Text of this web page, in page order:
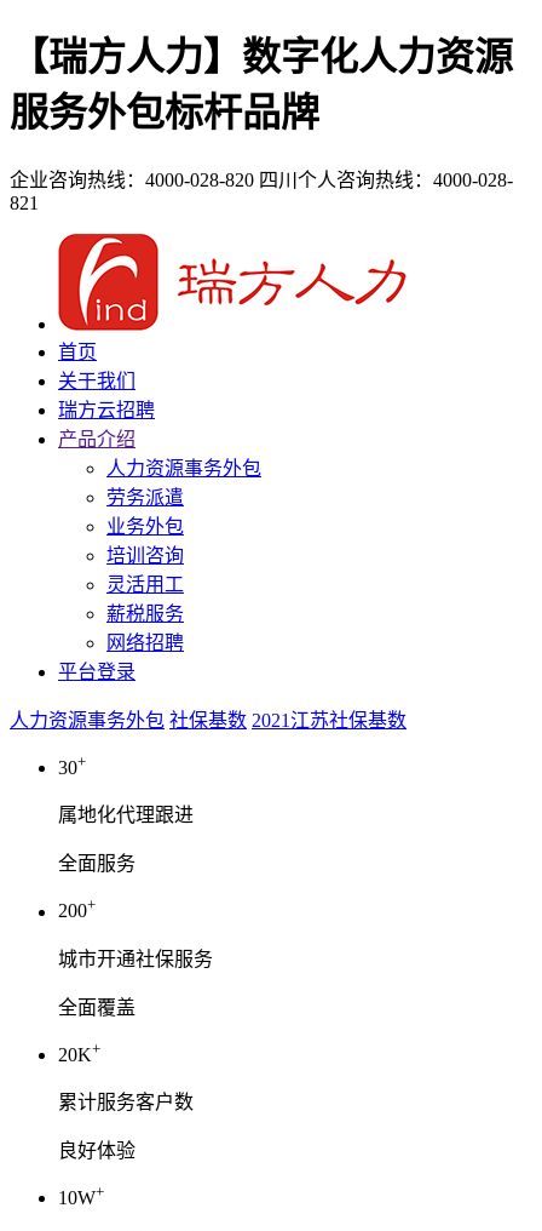
【瑞方人力】数字化人力资源
服务外包标杆品牌
企业咨询热线：4000-028-820 四川个人咨询热线：4000-028-
821
首页
关于我们
瑞方云招聘
产品介绍
人力资源事务外包
劳务派遣
业务外包
培训咨询
灵活用工
薪税服务
网络招聘
平台登录
人力资源事务外包 社保基数 2021江苏社保基数
30+
属地化代理跟进
全面服务
200+
城市开通社保服务
全面覆盖
20K+
累计服务客户数
良好体验
10W+